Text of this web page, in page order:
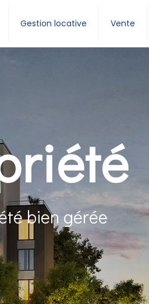
Gestion locative Vente
bien gérée